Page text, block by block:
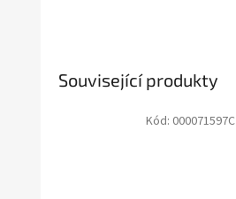
Související produkty
Kód: 000071597C